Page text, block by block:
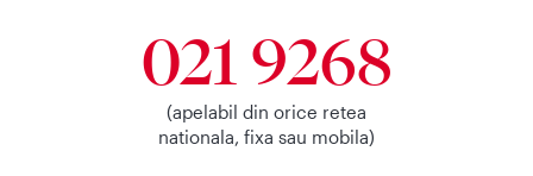
021 9268
(apelabil din orice retea
nationala, fixa sau mobila)